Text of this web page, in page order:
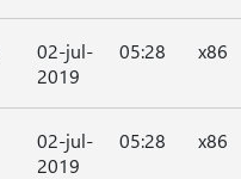
02-jul-
2019
05:28 x86
02-jul-
2019
05:28 x86